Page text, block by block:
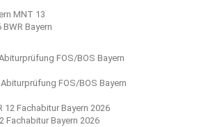
MNT 13
Bayern
FOS/BOS Bayern
Abiturprüfung FOS/BOS Bayern
12 Fachabitur Bayern 2026
Fachabitur Bayern 2026